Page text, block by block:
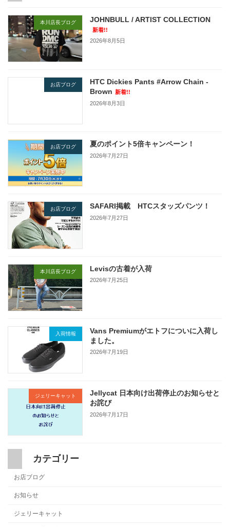
本川店長ブログ JOHNBULL / ARTIST COLLECTION
新着!!
2026年8月5日
お店ブログ
HTC Dickies Pants #Arrow Chain -
Brown 新着!!
2026年8月3日
お店ブログ 夏のポイント5倍キャンペーン！
2026年7月27日
お店ブログ SAFARI掲載 HTCスタッズパンツ！
2026年7月27日
本川店長ブログ Levisの古着が入荷
2026年7月25日
入荷情報
Vans Premiumがエトフについに入荷し
ました。
2026年7月19日
ジェリーキャット
Jellycat 日本向け出荷停止のお知らせと
お詫び
2026年7月17日
カテゴリー
お店ブログ
お知らせ
ジェリーキャット